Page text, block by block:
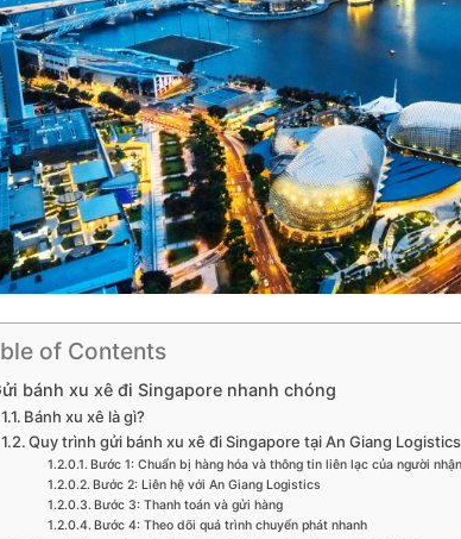
of Contents
bánh xu xê đi Singapore nhanh chóng
Bánh xu xê là gì?
Quy trình gửi bánh xu xê đi Singapore tại An Giang Logistics
Bước 1: Chuẩn bị hàng hóa và thông tin liên lạc của người nhận
Bước 2: Liên hệ với An Giang Logistics
Bước 3: Thanh toán và gửi hàng
Bước 4: Theo dõi quá trình chuyển phát nhanh